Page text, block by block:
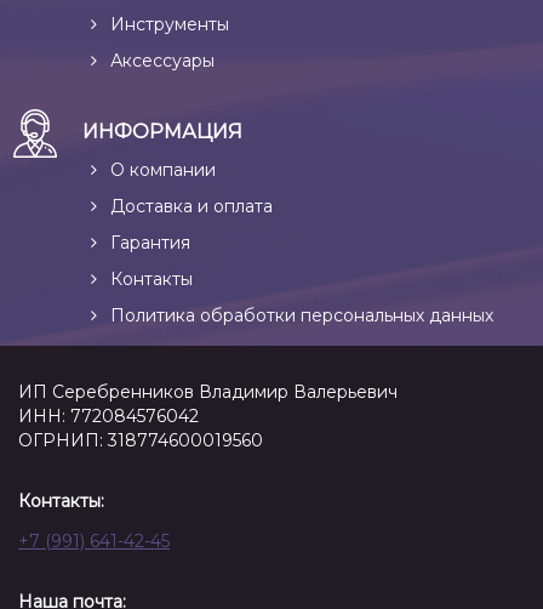
Инструменты
Аксессуары
ИНФОРМАЦИЯ
О компании
Доставка и оплата
Гарантия
Контакты
Политика обработки персональных данных
ИП Серебренников Владимир Валерьевич
ИНН: 772084576042
ОГРНИП: 318774600019560
Контакты:
+7 (991) 641-42-45
Наша почта: